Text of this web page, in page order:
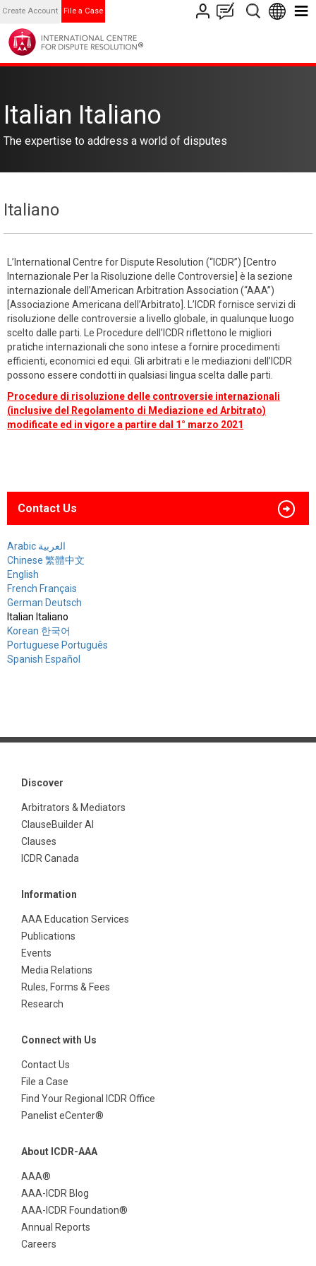
Create Account File a Case
Italian Italiano
The expertise to address a world of disputes
Italiano
L’International Centre for Dispute Resolution (“ICDR”) [Centro
Internazionale Per la Risoluzione delle Controversie] è la sezione
internazionale dell’American Arbitration Association (“AAA”)
[Associazione Americana dell’Arbitrato]. L’ICDR fornisce servizi di
risoluzione delle controversie a livello globale, in qualunque luogo
scelto dalle parti. Le Procedure dell’ICDR riflettono le migliori
pratiche internazionali che sono intese a fornire procedimenti
efficienti, economici ed equi. Gli arbitrati e le mediazioni dell’ICDR
possono essere condotti in qualsiasi lingua scelta dalle parti.
Procedure di risoluzione delle controversie internazionali
(inclusive del Regolamento di Mediazione ed Arbitrato)
modificate ed in vigore a partire dal 1° marzo 2021
Contact Us
Arabic العربية
Chinese 繁體中文
English
French Français
German Deutsch
Italian Italiano
Korean 한국어
Portuguese Português
Spanish Español
Discover
Arbitrators & Mediators
ClauseBuilder AI
Clauses
ICDR Canada
Information
AAA Education Services
Publications
Events
Media Relations
Rules, Forms & Fees
Research
Connect with Us
Contact Us
File a Case
Find Your Regional ICDR Office
Panelist eCenter®
About ICDR-AAA
AAA®
AAA-ICDR Blog
AAA-ICDR Foundation®
Annual Reports
Careers